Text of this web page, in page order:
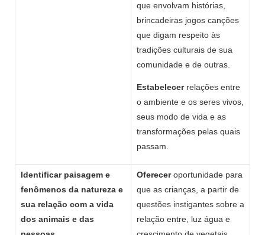
que envolvam histórias,
brincadeiras jogos canções
que digam respeito às
tradições culturais de sua
comunidade e de outras.
Estabelecerrelações entre
o ambiente e os seres vivos,
seus modo de vida e as
transformações pelas quais
passam.
Identificar paisagem e
fenômenos da natureza e
sua relação com a vida
dos animais e das
Ofereceroportunidade para
que as crianças, a partir de
questões instigantes sobre a
relação entre, luz água e